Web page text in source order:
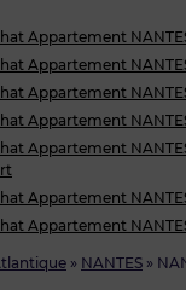
» NANTES »
Appartement
Appartement
Appartement
Appartement
Appartement
Appartement
Appartement